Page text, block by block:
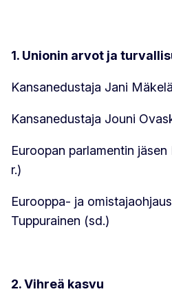
1. Unionin arvot ja
Kansanedustaja Jani
Kansanedustaja Jouni
Euroopan parlamentin
r.)
Eurooppa- ja
Tuppurainen (sd.)
2. Vihreä kasvu